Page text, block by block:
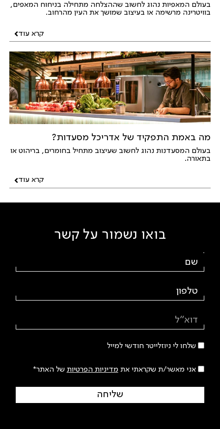
בעולם המאפיות נהוג לחשוב שההצלחה מתחילה בניחוח המאפים,
בוויטרינה מרשימה או בעיצוב שמושך את העין מהרחוב.
קרא עוד
מה באמת התפקיד של אדריכל מסעדות?
בעולם המסעדנות נהוג לחשוב שעיצוב מתחיל בחומרים, בריהוט או
בתאורה.
קרא עוד
בואו נשמור על קשר
שלחו לי ניוזלייטר חודשי למייל
אני מאשר/ת שקראתי את מדיניות הפרטיות של האתר*
שליחה